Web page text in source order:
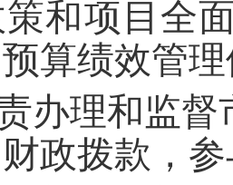
和项目全
算绩效管
办理和监
政拨款，